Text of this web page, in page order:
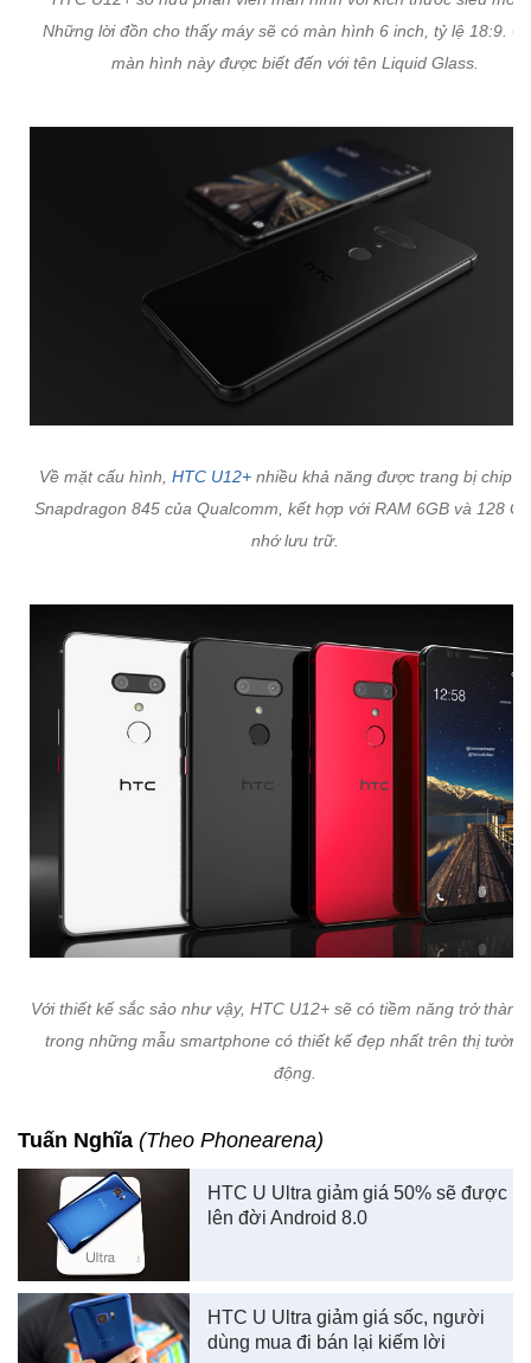
Những lời đồn cho thấy máy sẽ có màn hình 6 inch, tỷ lệ 18:9.
màn hình này được biết đến với tên Liquid Glass.
Về mặt cấu hình, HTC U12+nhiều khả năng được trang bị chip
Snapdragon 845 của Qualcomm, kết hợp với RAM 6GB và 128
nhớ lưu trữ.
Với thiết kế sắc sảo như vậy, HTC U12+ sẽ có tiềm năng trở thành
trong những mẫu smartphone có thiết kế đẹp nhất trên thị tường
động.
Tuấn Nghĩa (Theo Phonearena)
HTC U Ultra giảm giá 50% sẽ được
lên đời Android 8.0
HTC U Ultra giảm giá sốc, người
dùng mua đi bán lại kiếm lời